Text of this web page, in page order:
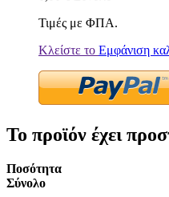
Τιμές με ΦΠΑ.
Κλείστε το Εμφάνιση
Το προϊόν έχει
Ποσότητα
Σύνολο